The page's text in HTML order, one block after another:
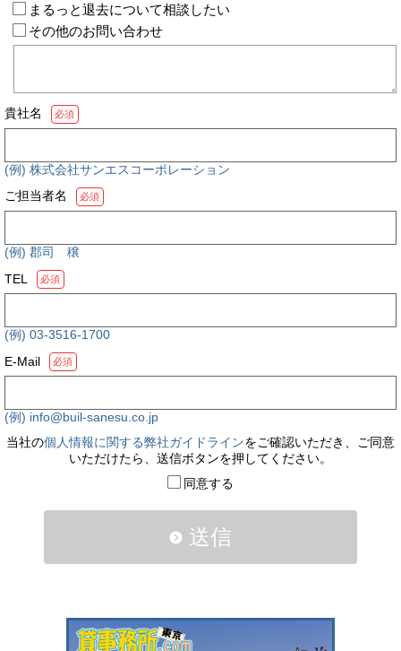
まるっと退去について相談したい
その他のお問い合わせ
貴社名 必須
(例) 株式会社サンエスコーポレーション
ご担当者名
必須
(例) 郡司 穣
TEL
必須
(例) 03-3516-1700
E-Mail
必須
(例) info@buil-sanesu.co.jp
当社の個人情報に関する弊社ガイドラインをご確認いただき、ご同意
いただけたら、送信ボタンを押してください。
同意する
送信